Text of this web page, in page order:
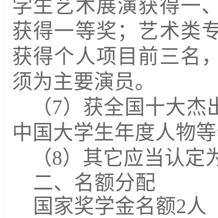
学生艺术展演获得一
获得一等奖；艺术类
获得个人项目前三名
须为主要演员。
（7）获全国十大杰
中国大学生年度人物
（8）其它应当认定
二、名额分配
国家奖学金名额2人